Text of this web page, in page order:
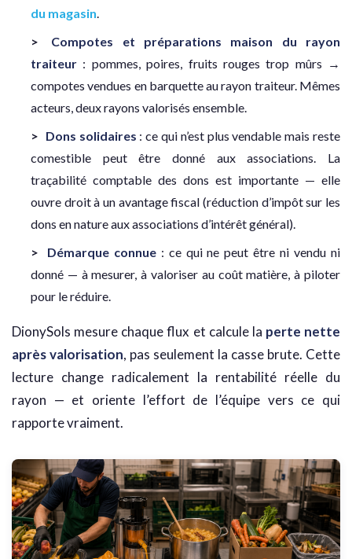
du magasin.
Compotes et préparations maison du rayon
traiteur : pommes, poires, fruits rouges trop mûrs →
compotes vendues en barquette au rayon traiteur. Mêmes
acteurs, deux rayons valorisés ensemble.
Dons solidaires : ce qui n’est plus vendable mais reste
comestible peut être donné aux associations. La
traçabilité comptable des dons est importante — elle
ouvre droit à un avantage fiscal (réduction d’impôt sur les
dons en nature aux associations d’intérêt général).
Démarque connue: ce qui ne peut être ni vendu ni
donné — à mesurer, à valoriser au coût matière, à piloter
pour le réduire.
DionySols mesure chaque flux et calcule la perte nette
après valorisation, pas seulement la casse brute. Cette
lecture change radicalement la rentabilité réelle du
rayon — et oriente l’effort de l’équipe vers ce qui
rapporte vraiment.